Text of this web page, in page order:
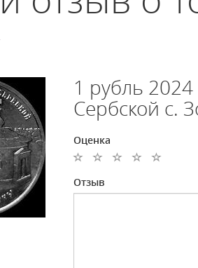
1 рубль
Сербской с.
Оценка
Отзыв